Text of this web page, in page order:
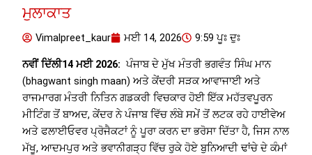
ਮੁਲਾਕਾਤ
Vimalpreet_kaur ਮਈ 14, 2026 9:59 ਪੂਃ ਦੁਃ
ਨਵੀਂ ਦਿੱਲੀ14 ਮਈ 2026:ਪੰਜਾਬ ਦੇ ਮੁੱਖ ਮੰਤਰੀ ਭਗਵੰਤ ਸਿੰਘ ਮਾਨ
(bhagwant singh maan) ਅਤੇ ਕੇਂਦਰੀ ਸੜਕ ਆਵਾਜਾਈ ਅਤੇ
ਰਾਜਮਾਰਗ ਮੰਤਰੀ ਨਿਤਿਨ ਗਡਕਰੀ ਵਿਚਕਾਰ ਹੋਈ ਇੱਕ ਮਹੱਤਵਪੂਰਨ
ਮੀਟਿੰਗ ਤੋਂ ਬਾਅਦ, ਕੇਂਦਰ ਨੇ ਪੰਜਾਬ ਵਿੱਚ ਲੰਬੇ ਸਮੇਂ ਤੋਂ ਲਟਕ ਰਹੇ ਹਾਈਵੇਅ
ਅਤੇ ਫਲਾਈਓਵਰ ਪ੍ਰੋਜੈਕਟਾਂ ਨੂੰ ਪੂਰਾ ਕਰਨ ਦਾ ਭਰੋਸਾ ਦਿੱਤਾ ਹੈ, ਜਿਸ ਨਾਲ
ਮੱਖੂ, ਆਦਮਪੁਰ ਅਤੇ ਭਵਾਨੀਗੜ੍ਹ ਵਿੱਚ ਰੁਕੇ ਹੋਏ ਬੁਨਿਆਦੀ ਢਾਂਚੇ ਦੇ ਕੰਮਾਂ